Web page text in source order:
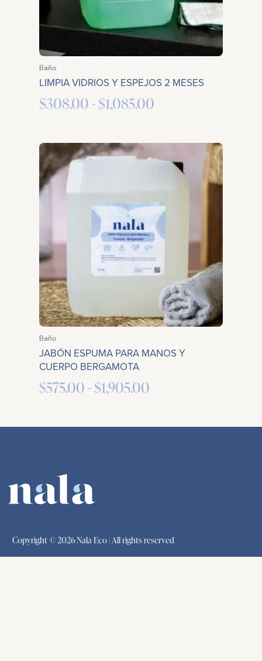
Baño
LIMPIA VIDRIOS Y ESPEJOS 2 MESES
$308.00-$1,085.00
Baño
JABÓN ESPUMA PARA MANOS Y
CUERPO BERGAMOTA
$575.00-$1,905.00
desde
$575.00
hasta
$1,905.00
Copyright © 2026 Nala Eco | All rights reserved